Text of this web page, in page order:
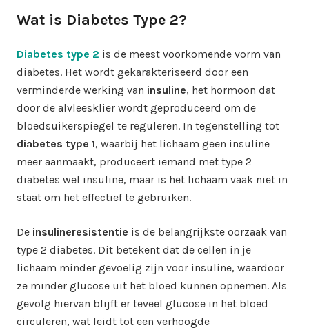
Wat is Diabetes Type 2?
Diabetes type 2 is de meest voorkomende vorm van
diabetes. Het wordt gekarakteriseerd door een
verminderde werking van insuline, het hormoon dat
door de alvleesklier wordt geproduceerd om de
bloedsuikerspiegel te reguleren. In tegenstelling tot
diabetes type 1, waarbij het lichaam geen insuline
meer aanmaakt, produceert iemand met type 2
diabetes wel insuline, maar is het lichaam vaak niet in
staat om het effectief te gebruiken.
De insulineresistentie is de belangrijkste oorzaak van
type 2 diabetes. Dit betekent dat de cellen in je
lichaam minder gevoelig zijn voor insuline, waardoor
ze minder glucose uit het bloed kunnen opnemen. Als
gevolg hiervan blijft er teveel glucose in het bloed
circuleren, wat leidt tot een verhoogde